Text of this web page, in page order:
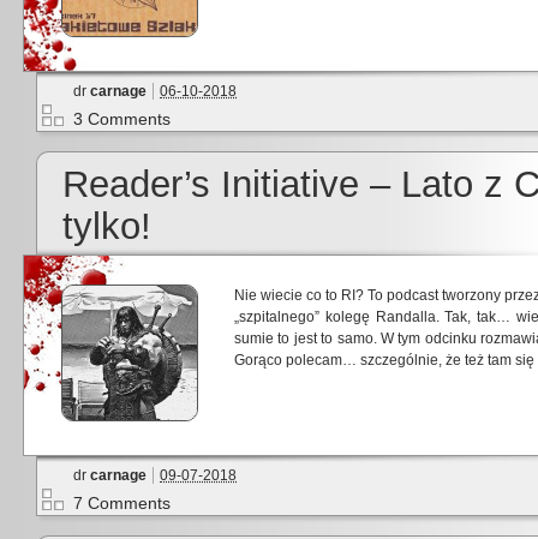
dr carnage 06-10-2018
3 Comments
Reader’s Initiative – Lato z
tylko!
Nie wiecie co to RI? To podcast tworzony
„szpitalnego” kolegę Randalla. Tak, tak…
sumie to jest to samo. W tym odcinku
Gorąco polecam… szczególnie, że też tam się
dr carnage 09-07-2018
7 Comments